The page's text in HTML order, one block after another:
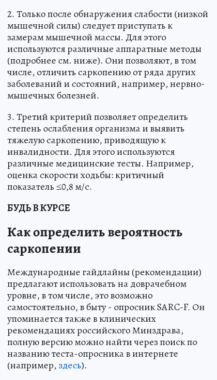
2. Только после обнаружения слабости (низкой
мышечной силы) следует приступать к
замерам мышечной массы. Для этого
используются различные аппаратные методы
(подробнее см. ниже). Они позволяют, в том
числе, отличить саркопению от ряда других
заболеваний и состояний, например, нервно-
мышечных болезней.
3. Третий критерий позволяет определить
степень ослабления организма и выявить
тяжелую саркопению, приводящую к
инвалидности. Для этого используются
различные медицинские тесты. Например,
оценка скорости ходьбы: критичный
показатель ≤0,8 м/с.
БУДЬ В КУРСЕ
Как определить вероятность
саркопении
Международные гайдлайны (рекомендации)
предлагают использовать на доврачебном
уровне, в том числе, это возможно
самостоятельно, в быту - опросник SARC-F. Он
упоминается также в клинических
рекомендациях российского Минздрава,
полную версию можно найти через поиск по
названию теста-опросника в интернете
(например, здесь).